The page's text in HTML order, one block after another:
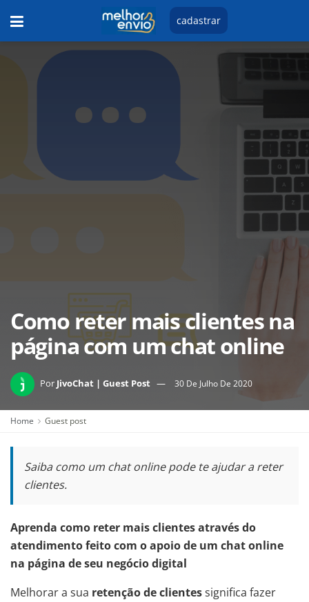
cadastrar
Como reter mais clientes na
página com um chat online
Por JivoChat | Guest Post 30 De Julho De 2020
Home Guest post
Saiba como um chat online pode te ajudar a reter
clientes.
Aprenda como reter mais clientes através do
atendimento feito com o apoio de um chat online
na página de seu negócio digital
Melhorar a sua retenção de clientessignifica fazer